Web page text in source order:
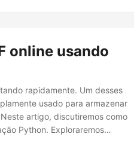
online usando
rapidamente. Um desses
usado para armazenar
artigo, discutiremos como
Python. Exploraremos
um guia passo a passo